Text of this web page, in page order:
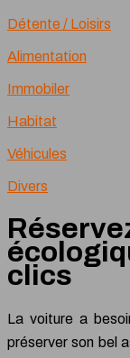
Détente / Loisirs
Alimentation
Immobiler
Habitat
Véhicules
Divers
clics
La voiture a
préserver son bel